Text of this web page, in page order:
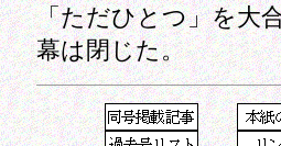
「ただひとつ」を大
幕は閉じた。